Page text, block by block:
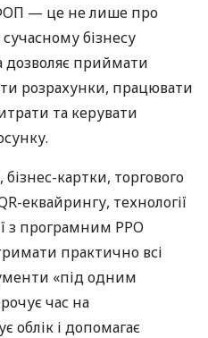
ФОП — це не лише про
бізнесу
дозволяє приймати
розрахунки, працювати
та керувати
картки, торгового
еквайрингу, технології
з програмним РРО
практично всі
«під одним
час на
облік і допомагає